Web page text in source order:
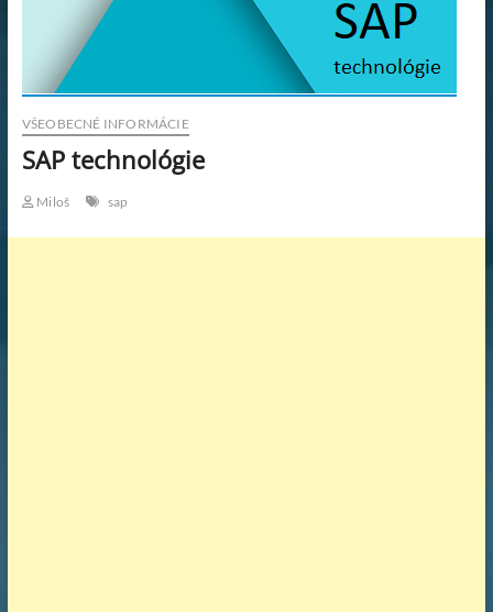
VŠEOBECNÉ INFORMÁCIE
SAP technológie
Miloš sap